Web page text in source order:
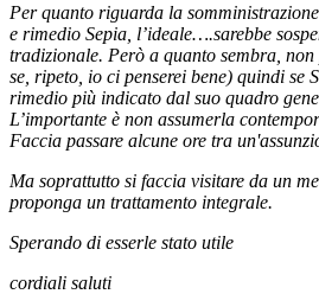
Per quanto riguarda la
e rimedio Sepia, l’ideale….sarebbe
tradizionale. Però a quanto sembra,
se, ripeto, io ci penserei bene) quindi se
rimedio più indicato dal suo quadro
L’importante è non assumerla
Faccia passare alcune ore tra
Ma soprattutto si faccia visitare da un
proponga un trattamento integrale.
Sperando di esserle stato utile
cordiali saluti